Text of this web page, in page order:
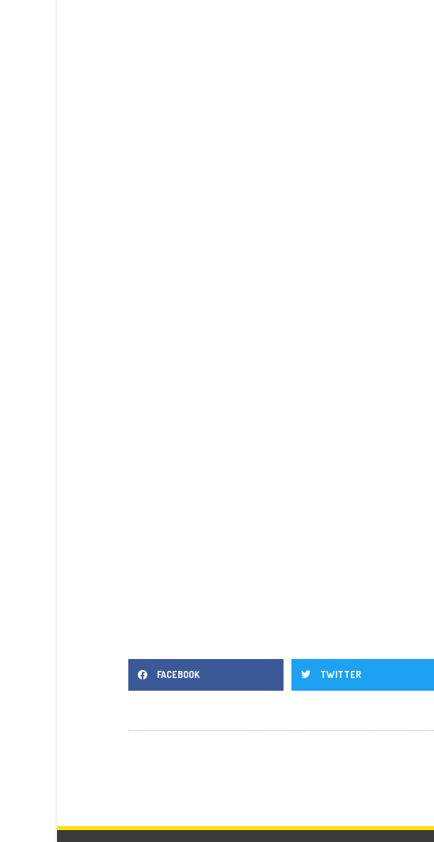
FACEBOOK TWITTER